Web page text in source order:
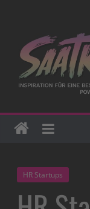
HR Startups